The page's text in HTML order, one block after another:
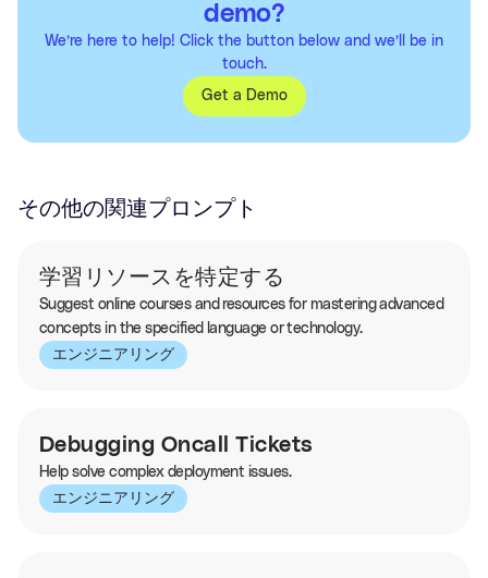
demo?
We’re here to help! Click the button below and we’ll be in
touch.
Get a Demo
その他の関連プロンプト
学習リソースを特定する
Suggest online courses and resources for mastering advanced
concepts in the specified language or technology.
エンジニアリング
Debugging Oncall Tickets
Help solve complex deployment issues.
エンジニアリング